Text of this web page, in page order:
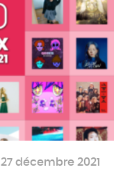
27 décembre 2021